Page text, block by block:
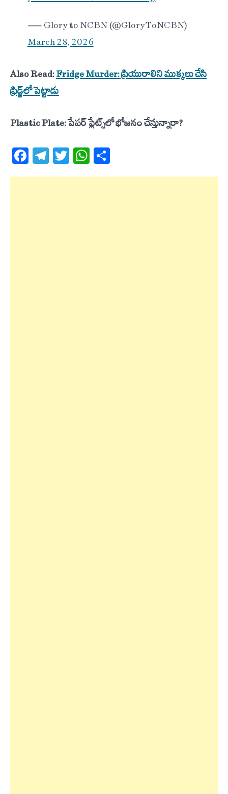
— Glory to NCBN (@GloryToNCBN)
March 28, 2026
Also Read:Fridge Murder: ప్రియురాలిని ముక్కలు చేసి
ఫ్రిడ్జ్‌లో పెట్టాడు
Plastic Plate: పేపర్ ప్లేట్స్‌లో భోజనం చేస్తున్నారా?
Facebook
Telegram
TwitterWhatsApp